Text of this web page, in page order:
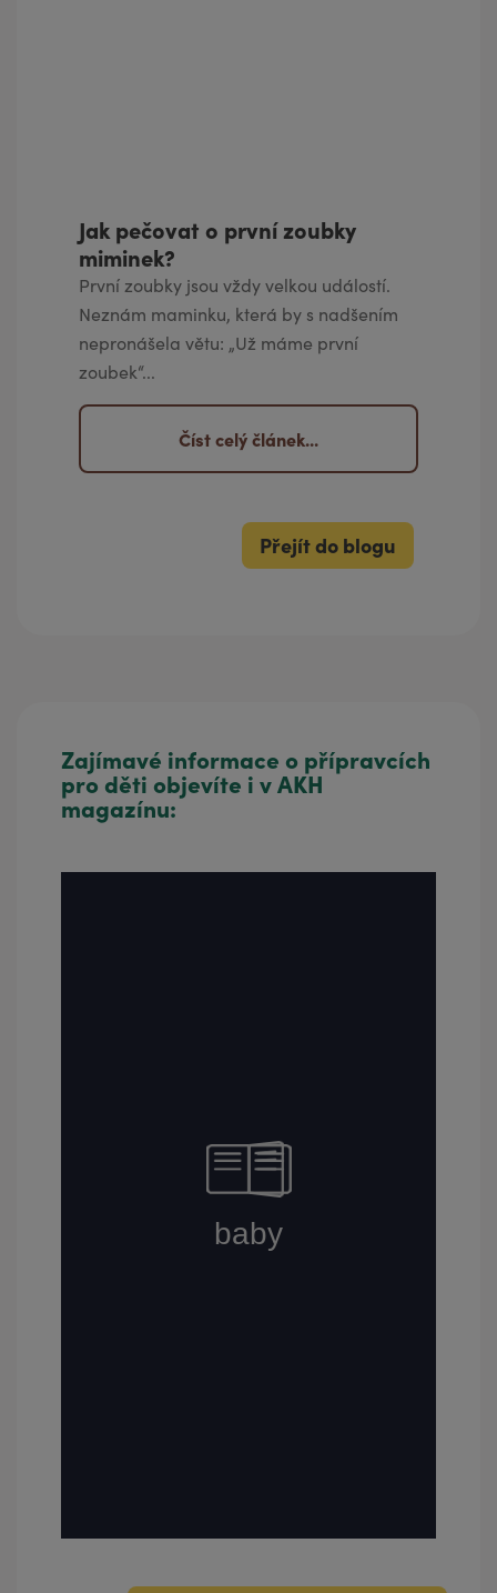
Jak pečovat o první zoubky
miminek?
První zoubky jsou vždy velkou událostí.
Neznám maminku, která by s nadšením
nepronášela větu: „Už máme první
zoubek“...
Číst celý článek...
Přejít do blogu
Zajímavé informace o přípravcích
pro děti objevíte i v AKH
magazínu: